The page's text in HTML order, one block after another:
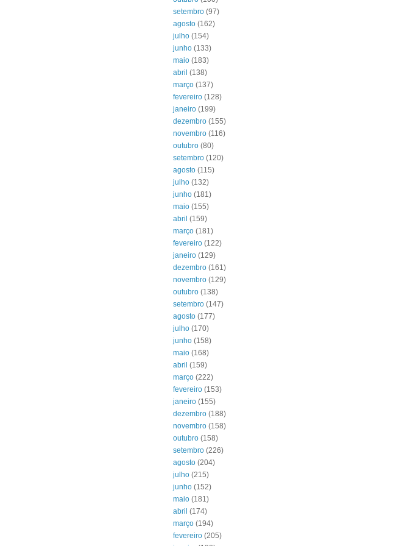
setembro (97)
agosto (162)
julho (154)
junho (133)
maio (183)
abril (138)
março (137)
fevereiro (128)
janeiro (199)
dezembro (155)
novembro (116)
outubro (80)
setembro (120)
agosto (115)
julho (132)
junho (181)
maio (155)
abril (159)
março (181)
fevereiro (122)
janeiro (129)
dezembro (161)
novembro (129)
outubro (138)
setembro (147)
agosto (177)
julho (170)
junho (158)
maio (168)
abril (159)
março (222)
fevereiro (153)
janeiro (155)
dezembro (188)
novembro (158)
outubro (158)
setembro (226)
agosto (204)
julho (215)
junho (152)
maio (181)
abril (174)
março (194)
fevereiro (205)